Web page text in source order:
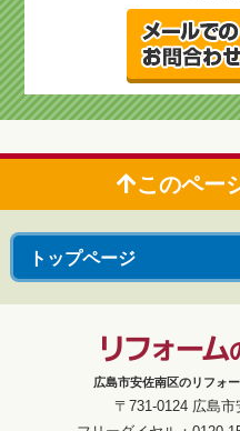
このペー
広島市安佐南区のリフォ
〒731-0124 広島